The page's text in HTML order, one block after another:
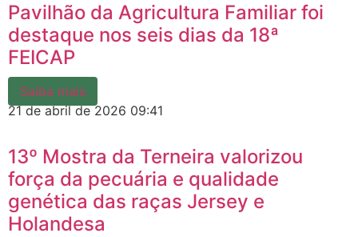
Pavilhão da Agricultura Familiar foi
destaque nos seis dias da 18ª
FEICAP
Saiba mais
21 de abril de 2026 09:41
13º Mostra da Terneira valorizou
força da pecuária e qualidade
genética das raças Jersey e
Holandesa